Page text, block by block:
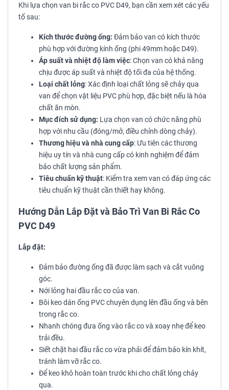
Khi lựa chọn van bi rắc co PVC D49, bạn cần xem xét các yếu
tố sau:
Kích thước đường ống: Đảm bảo van có kích thước
phù hợp với đường kính ống (phi 49mm hoặc D49).
Áp suất và nhiệt độ làm việc: Chọn van có khả năng
chịu được áp suất và nhiệt độ tối đa của hệ thống.
Loại chất lỏng: Xác định loại chất lỏng sẽ chảy qua
van để chọn vật liệu PVC phù hợp, đặc biệt nếu là hóa
chất ăn mòn.
Mục đích sử dụng: Lựa chọn van có chức năng phù
hợp với nhu cầu (đóng/mở, điều chỉnh dòng chảy).
Thương hiệu và nhà cung cấp: Ưu tiên các thương
hiệu uy tín và nhà cung cấp có kinh nghiệm để đảm
bảo chất lượng sản phẩm.
Tiêu chuẩn kỹ thuật: Kiểm tra xem van có đáp ứng các
tiêu chuẩn kỹ thuật cần thiết hay không.
Hướng Dẫn Lắp Đặt và Bảo Trì Van Bi Rắc Co
PVC D49
Lắp đặt:
Đảm bảo đường ống đã được làm sạch và cắt vuông
góc.
Nới lỏng hai đầu rắc co của van.
Bôi keo dán ống PVC chuyên dụng lên đầu ống và bên
trong rắc co.
Nhanh chóng đưa ống vào rắc co và xoay nhẹ để keo
trải đều.
Siết chặt hai đầu rắc co vừa phải để đảm bảo kín khít,
tránh làm vỡ rắc co.
Để keo khô hoàn toàn trước khi cho chất lỏng chảy
qua.